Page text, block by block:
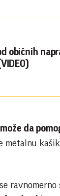
običnih
da
metalnu
ravnomerno